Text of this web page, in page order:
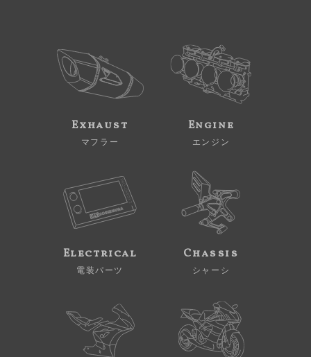
Exhaust
マフラー
Engine
エンジン
Electrical
電装パーツ
Chassis
シャーシ